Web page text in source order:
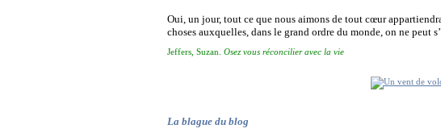
Oui, un jour, tout ce que nous aimons de tout cœur
choses auxquelles, dans le grand ordre du monde, on ne peut
Jeffers, Suzan. Osez vous réconcilier avec la vie
La blague du blog